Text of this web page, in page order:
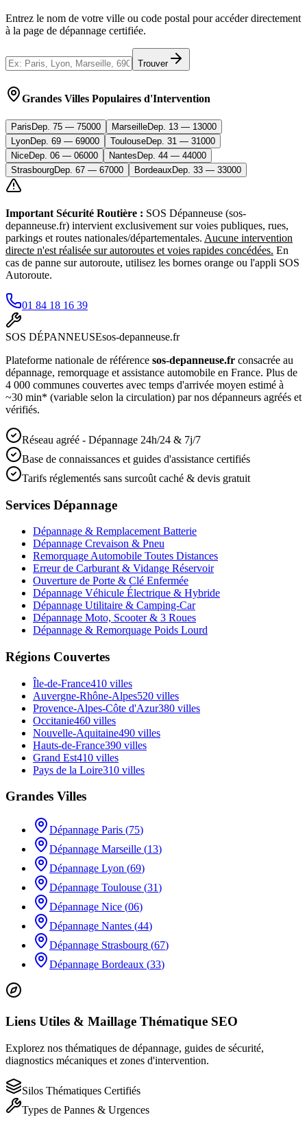
Entrez le nom de votre ville ou code postal pour accéder directement
à la page de dépannage certifiée.
Trouver
Grandes Villes Populaires d'Intervention
Paris Dep. 75 — 75000 MarseilleDep. 13 — 13000
LyonDep. 69 — 69000 ToulouseDep. 31 — 31000
NiceDep. 06 — 06000 Nantes Dep. 44 — 44000
StrasbourgDep. 67 — 67000 Bordeaux Dep. 33 — 33000
Important Sécurité Routière : SOS Dépanneuse (sos-
depanneuse.fr) intervient exclusivement sur voies publiques, rues,
parkings et routes nationales/départementales. Aucune intervention
directe n'est réalisée sur autoroutes et voies rapides concédées. En
cas de panne sur autoroute, utilisez les bornes orange ou l'appli SOS
Autoroute.
01 84 18 16 39
SOS DÉPANNEUSEsos-depanneuse.fr
Plateforme nationale de référence sos-depanneuse.fr consacrée au
dépannage, remorquage et assistance automobile en France. Plus de
4 000 communes couvertes avec temps d'arrivée moyen estimé à
~30 min* (variable selon la circulation) par nos dépanneurs agréés et
vérifiés.
Réseau agréé - Dépannage 24h/24 & 7j/7
Base de connaissances et guides d'assistance certifiés
Tarifs réglementés sans surcoût caché & devis gratuit
Services Dépannage
Dépannage & Remplacement Batterie
Dépannage Crevaison & Pneu
Remorquage Automobile Toutes Distances
Erreur de Carburant & Vidange Réservoir
Ouverture de Porte & Clé Enfermée
Dépannage Véhicule Électrique & Hybride
Dépannage Utilitaire & Camping-Car
Dépannage Moto, Scooter & 3 Roues
Dépannage & Remorquage Poids Lourd
Régions Couvertes
Île-de-France410 villes
Auvergne-Rhône-Alpes520 villes
Provence-Alpes-Côte d'Azur380 villes
Occitanie460 villes
Nouvelle-Aquitaine490 villes
Hauts-de-France390 villes
Grand Est410 villes
Pays de la Loire310 villes
Grandes Villes
Dépannage Paris (75)
Dépannage Marseille (13)
Dépannage Lyon (69)
Dépannage Toulouse (31)
Dépannage Nice (06)
Dépannage Nantes (44)
Dépannage Strasbourg (67)
Dépannage Bordeaux (33)
Liens Utiles & Maillage Thématique SEO
Explorez nos thématiques de dépannage, guides de sécurité,
diagnostics mécaniques et zones d'intervention.
Silos Thématiques Certifiés
Types de Pannes & Urgences